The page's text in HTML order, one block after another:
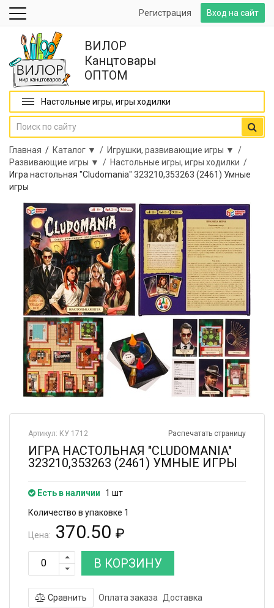
Вход на сайт
Регистрация
ВИЛОР
Канцтовары
ОПТОМ
Настольные игры, игры ходилки
Главная / Каталог ▼ / Игрушки, развивающие игры ▼ /
Развивающие игры ▼ / Настольные игры, игры ходилки /
Игра настольная "Cludomania" 323210,353263 (2461) Умные
игры
Распечатать страницу
Артикул: КУ 1712
ИГРА НАСТОЛЬНАЯ "CLUDOMANIA"
323210,353263 (2461) УМНЫЕ ИГРЫ
Есть в наличии
1 шт
Количество в упаковке 1
Цена: 370.50 ₽
В КОРЗИНУ
Сравнить Оплата заказа Доставка